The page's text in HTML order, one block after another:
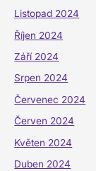
Listopad 2024
Říjen 2024
Září 2024
Srpen 2024
Červenec 2024
Červen 2024
Květen 2024
Duben 2024